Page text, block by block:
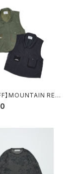
】MOUNTAIN RES
VEST